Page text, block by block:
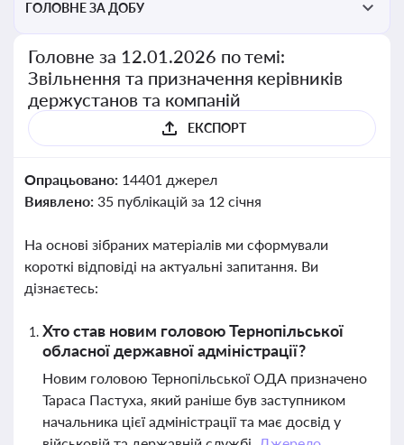
ГОЛОВНЕ ЗА ДОБУ
Головне за 12.01.2026 по темі:
Звільнення та призначення керівників
держустанов та компаній
ЕКСПОРТ
Опрацьовано: 14401 джерел
Виявлено: 35 публікацій за 12 січня
На основі зібраних матеріалів ми сформували
короткі відповіді на актуальні запитання. Ви
дізнаєтесь:
Хто став новим головою Тернопільської
обласної державної адміністрації?
Новим головою Тернопільської ОДА призначено
Тараса Пастуха, який раніше був заступником
начальника цієї адміністрації та має досвід у